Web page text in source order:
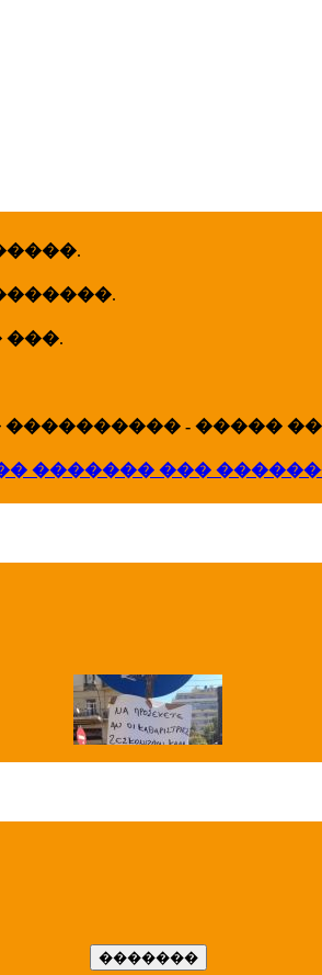
.
.
���.
- �����
������� ���